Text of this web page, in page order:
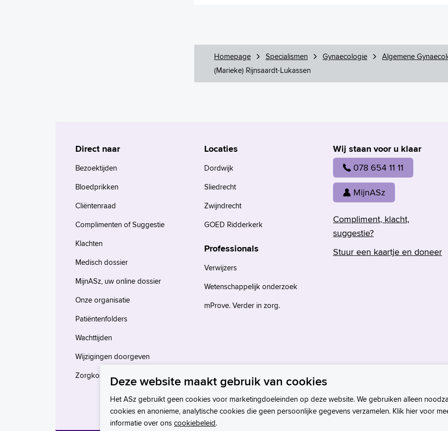
Homepage Specialismen Gynaecologie Algemene
(Marieke) Rijnsaardt-Lukassen
Wij staan voor u klaar
078 654 11 11
MijnASz
Compliment, klacht,
suggestie?
Stuur een kaartje en doneer
Direct naar
Bezoektijden
Bloedprikken
Cliëntenraad
Complimenten of Suggestie
Klachten
Medisch dossier
MijnASz, uw online dossier
Onze organisatie
Patiëntenfolders
Wachttijden
Wijzigingen doorgeven
Zorgkosten en verzekeringen
Locaties
Dordwijk
Sliedrecht
Zwijndrecht
GOED Ridderkerk
Professionals
Verwijzers
Wetenschappelijk onderzoek
mProve. Verder in zorg.
Deze website maakt gebruik van cookies
Het ASz gebruikt geen cookies voor marketingdoeleinden op deze website. We gebruiken alleen
cookies en anonieme, analytische cookies die geen persoonlijke gegevens verzamelen. Klik hier voor
informatie over onscookiebeleid.